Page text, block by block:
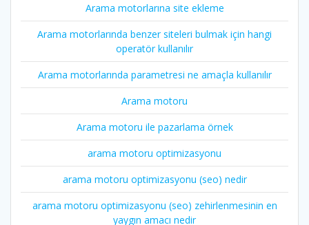
Arama motorlarına site ekleme
Arama motorlarında benzer siteleri bulmak için hangi
operatör kullanılır
Arama motorlarında parametresi ne amaçla kullanılır
Arama motoru
Arama motoru ile pazarlama örnek
arama motoru optimizasyonu
arama motoru optimizasyonu (seo) nedir
arama motoru optimizasyonu (seo) zehirlenmesinin en
yaygın amacı nedir